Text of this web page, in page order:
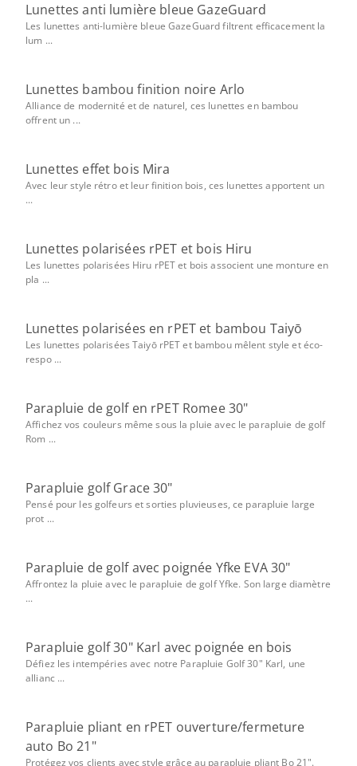
Lunettes anti lumière bleue GazeGuard
Les lunettes anti-lumière bleue GazeGuard filtrent efficacement la
lum ...
Lunettes bambou finition noire Arlo
Alliance de modernité et de naturel, ces lunettes en bambou
offrent un ...
Lunettes effet bois Mira
Avec leur style rétro et leur finition bois, ces lunettes apportent un
...
Lunettes polarisées rPET et bois Hiru
Les lunettes polarisées Hiru rPET et bois associent une monture en
pla ...
Lunettes polarisées en rPET et bambou Taiyō
Les lunettes polarisées Taiyō rPET et bambou mêlent style et éco-
respo ...
Parapluie de golf en rPET Romee 30"
Affichez vos couleurs même sous la pluie avec le parapluie de golf
Rom ...
Parapluie golf Grace 30"
Pensé pour les golfeurs et sorties pluvieuses, ce parapluie large
prot ...
Parapluie de golf avec poignée Yfke EVA 30"
Affrontez la pluie avec le parapluie de golf Yfke. Son large diamètre
...
Parapluie golf 30" Karl avec poignée en bois
Défiez les intempéries avec notre Parapluie Golf 30" Karl, une
allianc ...
Parapluie pliant en rPET ouverture/fermeture
auto Bo 21"
Protégez vos clients avec style grâce au parapluie pliant Bo 21".